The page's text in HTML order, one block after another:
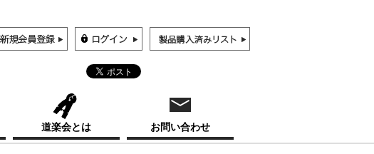
道楽会とは お問い合わせ